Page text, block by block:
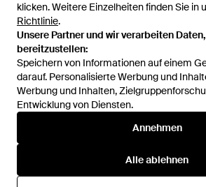
klicken. Weitere Einzelheiten finden Sie in
Richtlinie.
Unsere Partner und wir verarbeiten
bereitzustellen:
Speichern von Informationen auf einem
darauf. Personalisierte Werbung und
Werbung und Inhalten,
Entwicklung von Diensten.
Annehmen
Alle ablehnen
klicken. Weitere Einzelheiten finden Sie in
Richtlinie.
Unsere Partner und wir verarbeiten
bereitzustellen:
Speichern von Informationen auf einem
darauf. Personalisierte Werbung und
Werbung und Inhalten,
Entwicklung von Diensten.
Annehmen
Alle ablehnen
International
Hilfe und Informationen